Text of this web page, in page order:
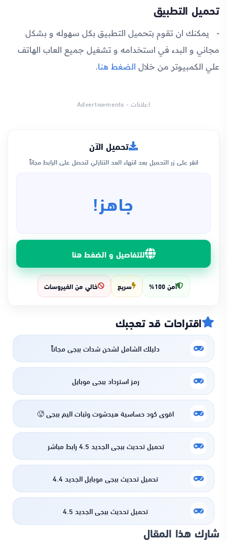
تحميل التطبيق
يمكنك ان تقوم بتحميل التطبيق بكل سهوله و بشكل
مجاني و البدء في استخدامه و تشغيل جميع العاب الهاتف
علي الكمبيوتر من خلال الضغط هنا.
اعلانات - Advertisements
تحميل الآن
انقر على زر التحميل بعد انتهاء العد التنازلي لتحصل على الرابط مجاناً
جاهز!
للتفاصيل و الضغط هنا
آمن 100% سريع خالي من الفيروسات
اقتراحات قد تعجبك
دليلك الشامل لشحن شدات ببجي مجاناً
رمز استرداد ببجي موبايل
اقوى كود حساسية هيدشوت وثبات اليم ببجي 🥵
تحميل تحديث ببجي الجديد 4.5 رابط مباشر
تحميل تحديث ببجي موبايل الجديد 4.4
تحميل تحديث ببجي الجديد 4.5
شارك هذا المقال